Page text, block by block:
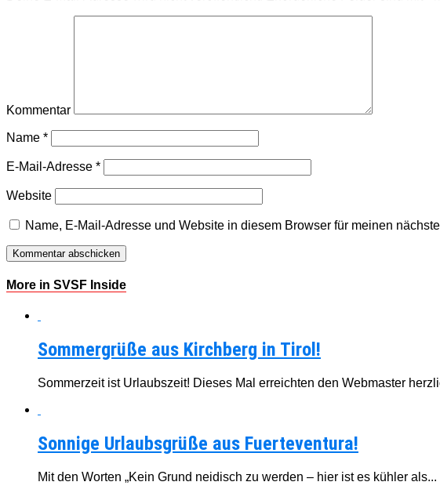
Kommentar
Name *
E-Mail-Adresse *
Website
Name, E-Mail-Adresse und Website in diesem Browser für meinen
More in SVSF Inside
Sommergrüße aus Kirchberg in Tirol!
Sommerzeit ist Urlaubszeit! Dieses Mal erreichten den Webmaster
Sonnige Urlaubsgrüße aus Fuerteventura!
Mit den Worten „Kein Grund neidisch zu werden – hier ist es kühler als...